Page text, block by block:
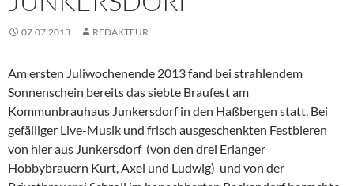
07.07.2013 REDAKTEUR
Am ersten Juliwochenende 2013 fand bei strahlendem
Sonnenschein bereits das siebte Braufest am
Kommunbrauhaus Junkersdorf in den Haßbergen statt. Bei
gefälliger Live-Musik und frisch ausgeschenkten Festbieren
von hier aus Junkersdorf (von den drei Erlanger
Hobbybrauern Kurt, Axel und Ludwig) und von der